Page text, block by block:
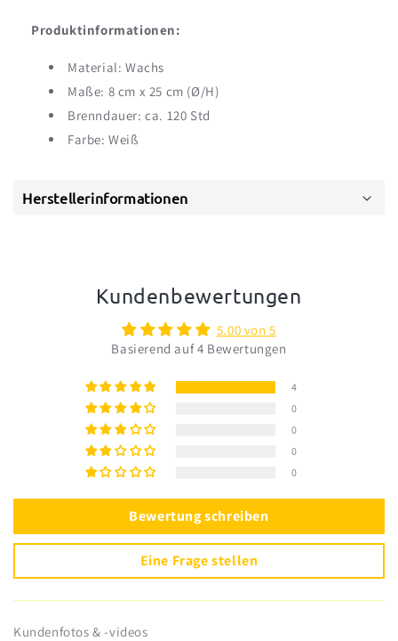
Produktinformationen:
Material: Wachs
Maße: 8 cm x 25 cm (Ø/H)
Brenndauer: ca. 120 Std
Farbe: Weiß
Herstellerinformationen
Kundenbewertungen
5.00 von 5
Basierend auf 4 Bewertungen
4
0
0
0
0
Bewertung schreiben
Eine Frage stellen
Kundenfotos & -videos